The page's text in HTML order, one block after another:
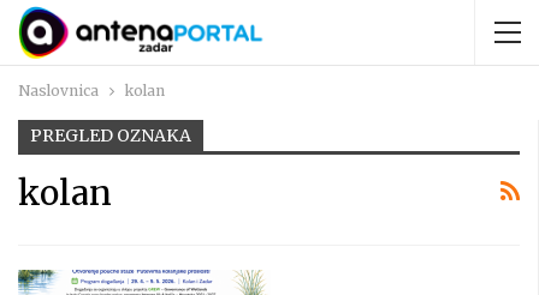
Naslovnica kolan
PREGLED OZNAKA
kolan